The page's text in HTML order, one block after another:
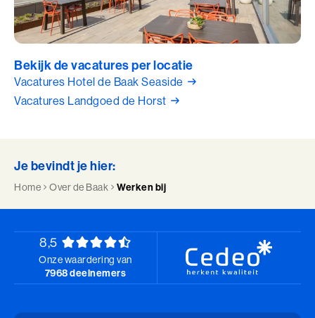
Bekijk de vacatures per locatie
Vacatures Hotel de Baak Seaside
Vacatures Landgoed de Horst
Je bevindt je hier:
Home Over de Baak Werken bij
8,5
Onze waardering van
7968 deelnemers